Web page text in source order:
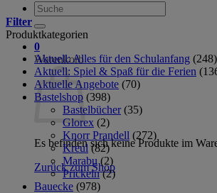
Suche
nach:
0
Warenkorb
Es befinden sich keine Produkte im
Zurück zum Shop
Filter
Produktkategorien
Aktuell: Alles für den Schulanfang (248)
Aktuell: Spiel & Spaß für die Ferien
Aktuelle Angebote (70)
Bastelshop (398)
Bastelbücher (35)
Glorex (2)
Knorr Prandell (272)
Kreul (82)
Marabu (2)
Prickeln (2)
Bauecke (978)